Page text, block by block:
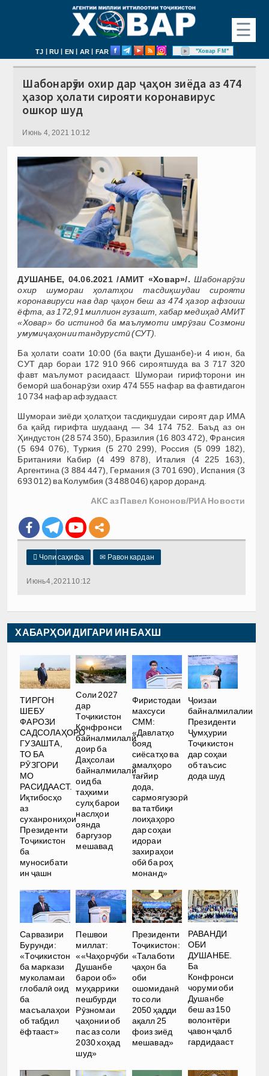
☰
TJ | RU | EN | AR | FAR "Ховар FM"
Шабонарӯзи охир дар ҷаҳон зиёда аз 474
ҳазор ҳолати сирояти коронавирус
ошкор шуд
Июнь 4, 2021 10:12
ДУШАНБЕ, 04.06.2021 /АМИТ «Ховар»/. Шабонарӯзи
охир шумораи ҳолатҳои тасдиқшудаи сирояти
коронавируси нав дар ҷаҳон беш аз 474 ҳазор афзоиш
ёфта, аз 172,91миллион гузашт, хабар медиҳад АМИТ
«Ховар» бо истинод ба маълумоти имрӯзаи Созмони
умумиҷаҳонии тандурустӣ (СУТ).
Ба ҳолати соати 10:00 (ба вақти Душанбе)-и 4 июн, ба
СУТ дар бораи 172 910 966 сироятшуда ва 3 717 320
фавт маълумот расидааст. Шумораи гирифторони ин
беморӣ шабонарӯзи охир 474 555 нафар ва фавтидагон
10 734 нафар афзудааст.
Шумораи зиёди ҳолатҳои тасдиқшудаи сироят дар ИМА
ба қайд гирифта шудаанд — 34 174 752. Баъд аз он
Ҳиндустон (28 574 350), Бразилия (16 803 472), Франсия
(5 694 076), Туркия (5 270 299), Россия (5 099 182),
Британияи Кабир (4 499 878), Италия (4 225 163),
Аргентина (3 884 447), Германия (3 701 690), Испания (3
693 012) ва Колумбия (3 488 046) қарор доранд.
АКС азПавел Кононов/РИА Новости
 Чопи саҳифа ✉ Равон кардан
Июнь 4, 2021 10:12
ХАБАРҲОИ ДИГАРИ ИН БАХШ
ТИРГОН
ШЕБУ
ФАРОЗИ
САДСОЛАҲОРО
ГУЗАШТА,
ТО БА
РӮЗГОРИ
МО
РАСИДААСТ.
Иқтибосҳо
аз
суханрониҳои
Президенти
Тоҷикистон
ба
муносибати
ин ҷашн
Соли 2027
дар
Тоҷикистон
Конфронси
байналмилалӣ
доир ба
Даҳсолаи
байналмилалӣ
оид ба
таҳкими
сулҳ барои
наслҳои
оянда
баргузор
мешавад
Фиристодаи
махсуси
СММ:
«Давлатҳо
бояд
сиёсатҳо ва
амалҳоро
тағйир
дода,
сармоягузорӣ
ва татбиқи
лоиҳаҳоро
дар соҳаи
идораи
захираҳои
обӣ ба роҳ
монанд»
Ҷоизаи
байналмилалии
Президенти
Ҷумҳурии
Тоҷикистон
дар соҳаи
об таъсис
дода шуд
Сарвазири
Бурунди:
«Тоҷикистон
ба маркази
муколамаи
глобалӣ оид
ба
масъалаҳои
об табдил
ёфтааст»
Пешвои
миллат:
««Чаҳорчӯби
Душанбе
барои об»
муҳаррики
пешбурди
Рӯзномаи
ҷаҳонии об
пас аз соли
2030 хоҳад
шуд»
Президенти
Тоҷикистон:
«Талаботи
ҷаҳон ба
оби
ошомиданӣ
то соли
2050 ҳадди
ақалл 25
фоиз зиёд
мешавад»
РАВАНДИ
ОБИ
ДУШАНБЕ.
Ба
Конфронси
чоруми оби
Душанбе
беш аз 150
волонтёри
ҷавон ҷалб
гардидааст